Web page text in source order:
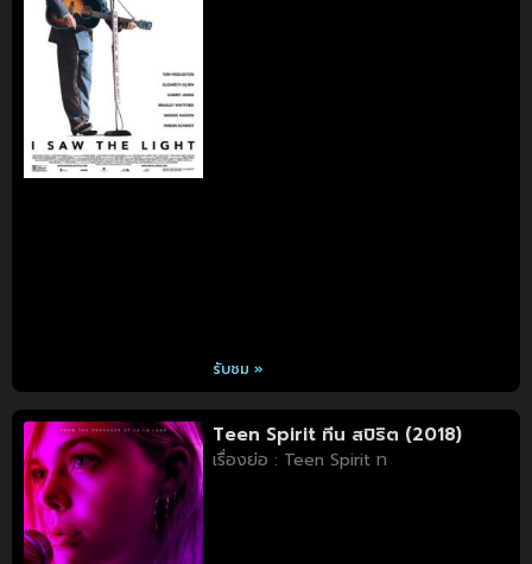
รับชม »
Teen Spirit ทีน สปิริต (2018)
เรื่องย่อ : Teen Spirit ท